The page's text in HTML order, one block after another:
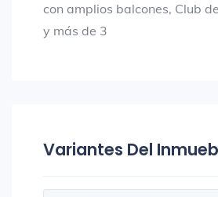
con amplios balcones, Club
y más de 3
Variantes Del